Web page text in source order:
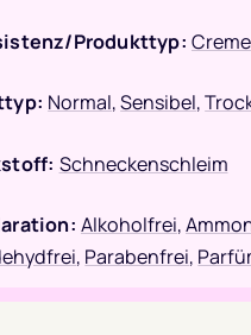
Produkttyp: Creme
Normal,Sensibel,
Schneckenschleim
Alkoholfrei,
, Parabenfrei,